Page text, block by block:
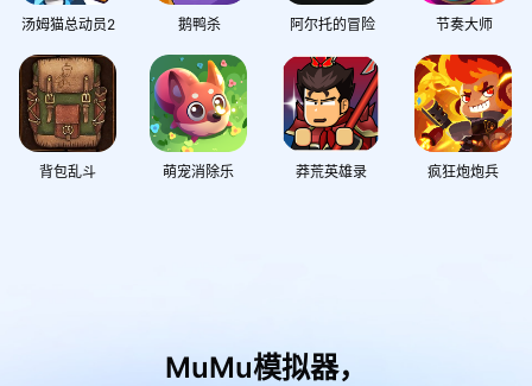
汤姆猫总动员2 鹅鸭杀 阿尔托的冒险 节奏大师
背包乱斗 萌宠消除乐 莽荒英雄录 疯狂炮炮兵
MuMu模拟器，